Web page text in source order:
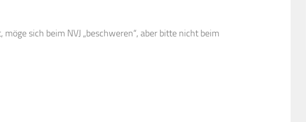
sich beim NVJ „beschweren“, aber bitte nicht beim